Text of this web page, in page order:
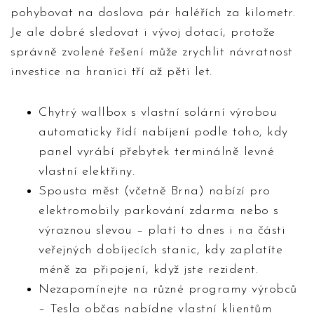
pohybovat na doslova pár haléřích za kilometr.
Je ale dobré sledovat i vývoj dotací, protože
správně zvolené řešení může zrychlit návratnost
investice na hranici tří až pěti let.
Chytrý wallbox s vlastní solární výrobou
automaticky řídí nabíjení podle toho, kdy
panel vyrábí přebytek terminálně levné
vlastní elektřiny.
Spousta měst (včetně Brna) nabízí pro
elektromobily parkování zdarma nebo s
výraznou slevou – platí to dnes i na části
veřejných dobíjecích stanic, kdy zaplatíte
méně za připojení, když jste rezident.
Nezapomínejte na různé programy výrobců
– Tesla občas nabídne vlastní klientům